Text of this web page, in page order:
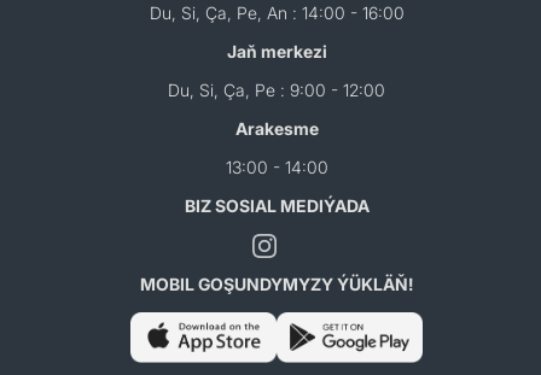
Du, Si, Ça, Pe, An : 14:00 - 16:00
Jaň merkezi
Du, Si, Ça, Pe : 9:00 - 12:00
Arakesme
13:00 - 14:00
BIZ SOSIAL MEDIÝADA
MOBIL GOŞUNDYMYZY ÝÜKLÄŇ!